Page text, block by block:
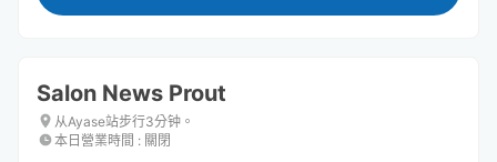
Salon News Prout
从Ayase站步行3分钟。
本日營業時間 : 關閉